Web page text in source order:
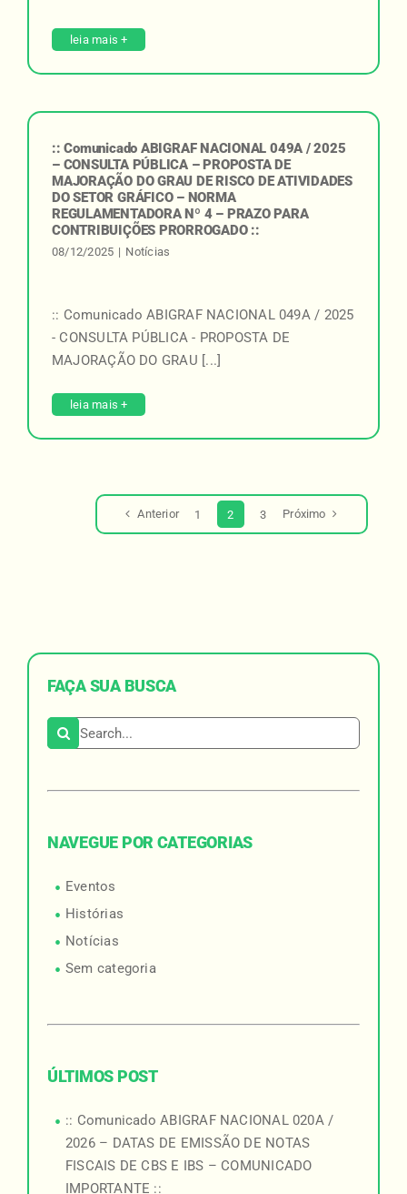
leia mais +
:: Comunicado ABIGRAF NACIONAL 049A / 2025
– CONSULTA PÚBLICA – PROPOSTA DE
MAJORAÇÃO DO GRAU DE RISCO DE ATIVIDADES
DO SETOR GRÁFICO – NORMA
REGULAMENTADORA Nº 4 – PRAZO PARA
CONTRIBUIÇÕES PRORROGADO ::
08/12/2025 | Notícias
:: Comunicado ABIGRAF NACIONAL 049A / 2025
- CONSULTA PÚBLICA - PROPOSTA DE
MAJORAÇÃO DO GRAU [...]
leia mais +
Anterior 1 2 3 Próximo
FAÇA SUA BUSCA
Search for:
NAVEGUE POR CATEGORIAS
Eventos
Histórias
Notícias
Sem categoria
ÚLTIMOS POST
:: Comunicado ABIGRAF NACIONAL 020A /
2026 – DATAS DE EMISSÃO DE NOTAS
FISCAIS DE CBS E IBS – COMUNICADO
IMPORTANTE ::